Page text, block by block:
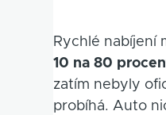
Rychlé nabíjení
10 na 80
zatím nebyly
probíhá. Auto